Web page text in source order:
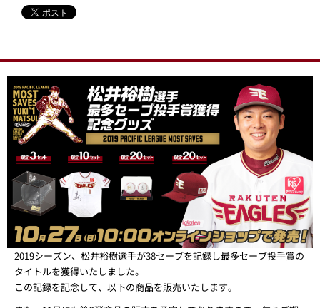
2019シーズン、松井裕樹選手が38セーブを記録し最多セーブ投手賞の
タイトルを獲得いたしました。
この記録を記念して、以下の商品を販売いたします。